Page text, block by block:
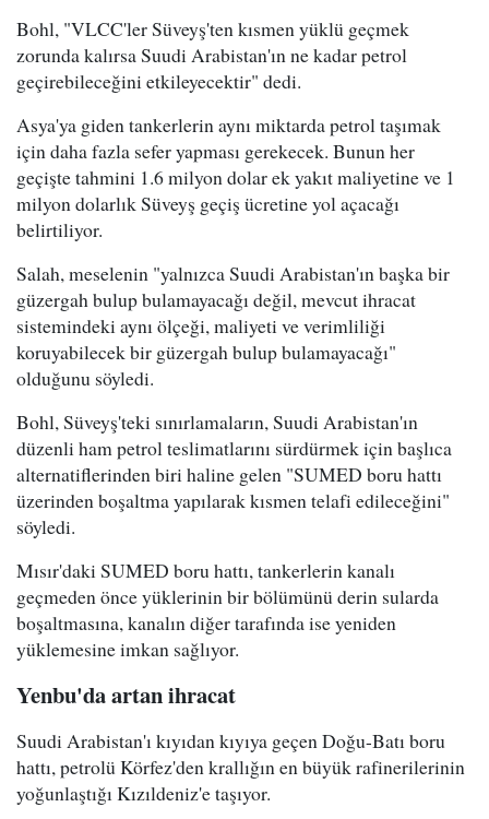
Bohl, "VLCC'ler Süveyş'ten kısmen yüklü geçmek
zorunda kalırsa Suudi Arabistan'ın ne kadar petrol
geçirebileceğini etkileyecektir" dedi.
Asya'ya giden tankerlerin aynı miktarda petrol taşımak
için daha fazla sefer yapması gerekecek. Bunun her
geçişte tahmini 1.6 milyon dolar ek yakıt maliyetine ve 1
milyon dolarlık Süveyş geçiş ücretine yol açacağı
belirtiliyor.
Salah, meselenin "yalnızca Suudi Arabistan'ın başka bir
güzergah bulup bulamayacağı değil, mevcut ihracat
sistemindeki aynı ölçeği, maliyeti ve verimliliği
koruyabilecek bir güzergah bulup bulamayacağı"
olduğunu söyledi.
Bohl, Süveyş'teki sınırlamaların, Suudi Arabistan'ın
düzenli ham petrol teslimatlarını sürdürmek için başlıca
alternatiflerinden biri haline gelen "SUMED boru hattı
üzerinden boşaltma yapılarak kısmen telafi edileceğini"
söyledi.
Mısır'daki SUMED boru hattı, tankerlerin kanalı
geçmeden önce yüklerinin bir bölümünü derin sularda
boşaltmasına, kanalın diğer tarafında ise yeniden
yüklemesine imkan sağlıyor.
Yenbu'da artan ihracat
Suudi Arabistan'ı kıyıdan kıyıya geçen Doğu-Batı boru
hattı, petrolü Körfez'den krallığın en büyük rafinerilerinin
yoğunlaştığı Kızıldeniz'e taşıyor.